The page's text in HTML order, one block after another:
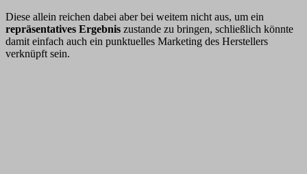
Diese allein reichen dabei aber bei weitem nicht aus, um ein
repräsentatives Ergebnis zustande zu bringen, schließlich könnte
damit einfach auch ein punktuelles Marketing des Herstellers
verknüpft sein.